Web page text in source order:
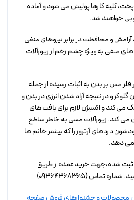
پخت، کلیه کارها پولیش می شود و آماده
خواهند شد.
و محافظت در برابر نیروهای منفی
های منفی به ویژه چشم زخم از زیورآلات
فلز مس بر بدن به اثبات رسیده از جمله
و در نتیجه آزاد شدن انرژی در بدن و
کند و اکسیژن لازم برای بافت های
می کند. زیورآلات مسی به خاطر ساطع
دردهای آرتروز را که بیشتر خانم ها
می دهد.
شده،جهت خرید عمده از طریق
تماس (09364368365)